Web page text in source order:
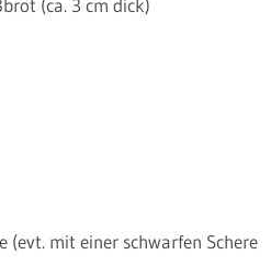
(ca. 3 cm dick)
(evt. mit einer schwarfen Schere